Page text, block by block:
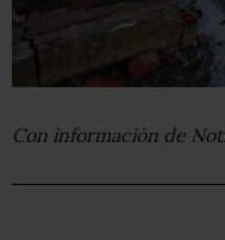
Con información de